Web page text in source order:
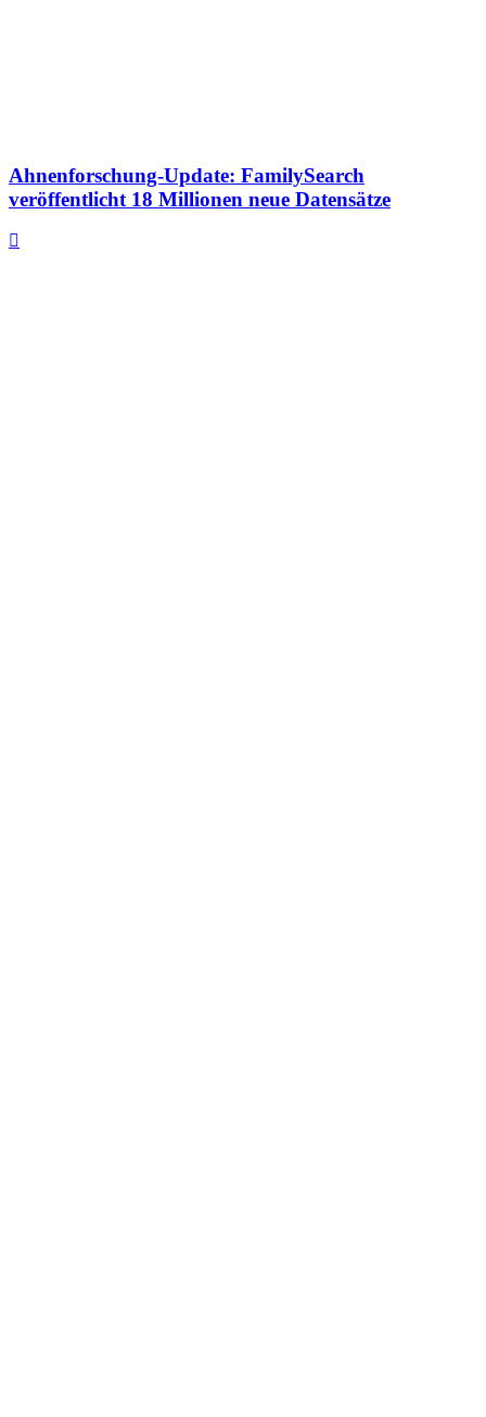
Ahnenforschung-Update: FamilySearch
veröffentlicht 18 Millionen neue Datensätze